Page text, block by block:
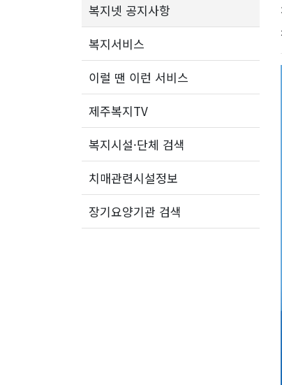
복지넷 공지사항
복지서비스
이럴 땐 이런 서비스
제주복지TV
복지시설·단체 검색
치매관련시설정보
장기요양기관 검색